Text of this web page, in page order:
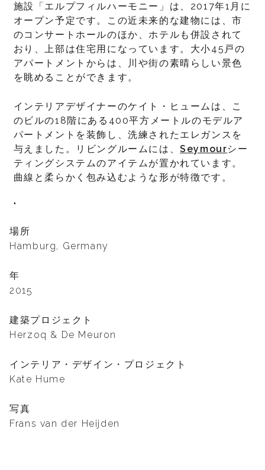
施設「エルプフィルハーモニー」は、2017年1月に
オープン予定です。この近未来的な建物には、市
のコンサートホールのほか、ホテルも併設されて
おり、上部は住宅用になっています。大小45戸の
アパートメントからは、川や街の素晴らしい景色
を眺めることができます。
インテリアデザイナーのケイト・ヒュームは、こ
のビルの18階にある400平方メートルのモデルア
パートメントを装飾し、洗練されたエレガンスを
与えました。リビングルームには、Seymourシー
ティングシステムのアイテムが置かれています。
曲線と柔らかく包み込むような形が特徴です。
"
場所
Hamburg, Germany
年
2015
建築プロジェクト
Herzoq & De Meuron
インテリア・デザイン・プロジェクト
Kate Hume
写真
Frans van der Heijden